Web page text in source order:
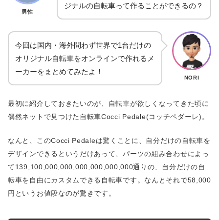
男性
ジナルの自転車って作ることができるの？
今回は国内・海外問わず世界で1台だけの
オリジナル自転車をオンラインで作れるメ
ーカーをまとめてみたよ！
NORI
最初に紹介しておきたいのが、自転車が欲しくなってきた頃に
偶然ネットで見つけた自転車Cocci Pedale(コッチペダーレ)。
なんと、このCocci Pedaleは驚くことに、自分だけの自転車を
デザインできるというだけあって、パーツの組み合わせによっ
て139,100,000,000,000,000,000,000通りの、自分だけの自
転車を自由にカスタムできる自転車です。なんとそれで58,000
円というお値段なのが驚きです。